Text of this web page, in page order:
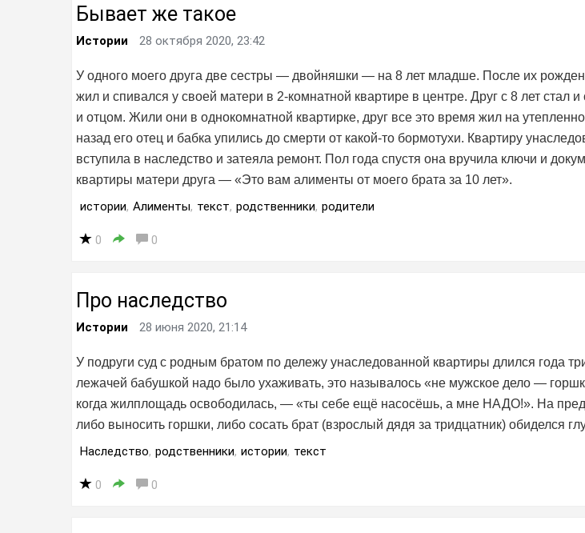
Бывает же такое
Истории 28 октября 2020, 23:42
У одного моего друга две сестры — двойняшки — на 8 лет младше. После их
жил и спивался у своей матери в 2-комнатной квартире в центре. Друг с 8 лет стал
и отцом. Жили они в однокомнатной квартирке, друг все это время жил на
назад его отец и бабка упились до смерти от какой-то бормотухи. Квартиру
вступила в наследство и затеяла ремонт. Пол года спустя она вручила ключи и
квартиры матери друга — «Это вам алименты от моего брата за 10 лет».
истории, Алименты, текст, родственники, родители
0 0
Про наследство
Истории 28 июня 2020, 21:14
У подруги суд с родным братом по дележу унаследованной квартиры длился года
лежачей бабушкой надо было ухаживать, это называлось «не мужское дело —
когда жилплощадь освободилась, — «ты себе ещё насосёшь, а мне НАДО!». На
либо выносить горшки, либо сосать брат (взрослый дядя за тридцатник) обиделся
Наследство, родственники, истории, текст
0 0